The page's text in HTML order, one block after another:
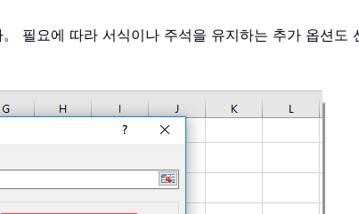
필요에 따라 서식이나 주석을 유지하는 추가 옵션도